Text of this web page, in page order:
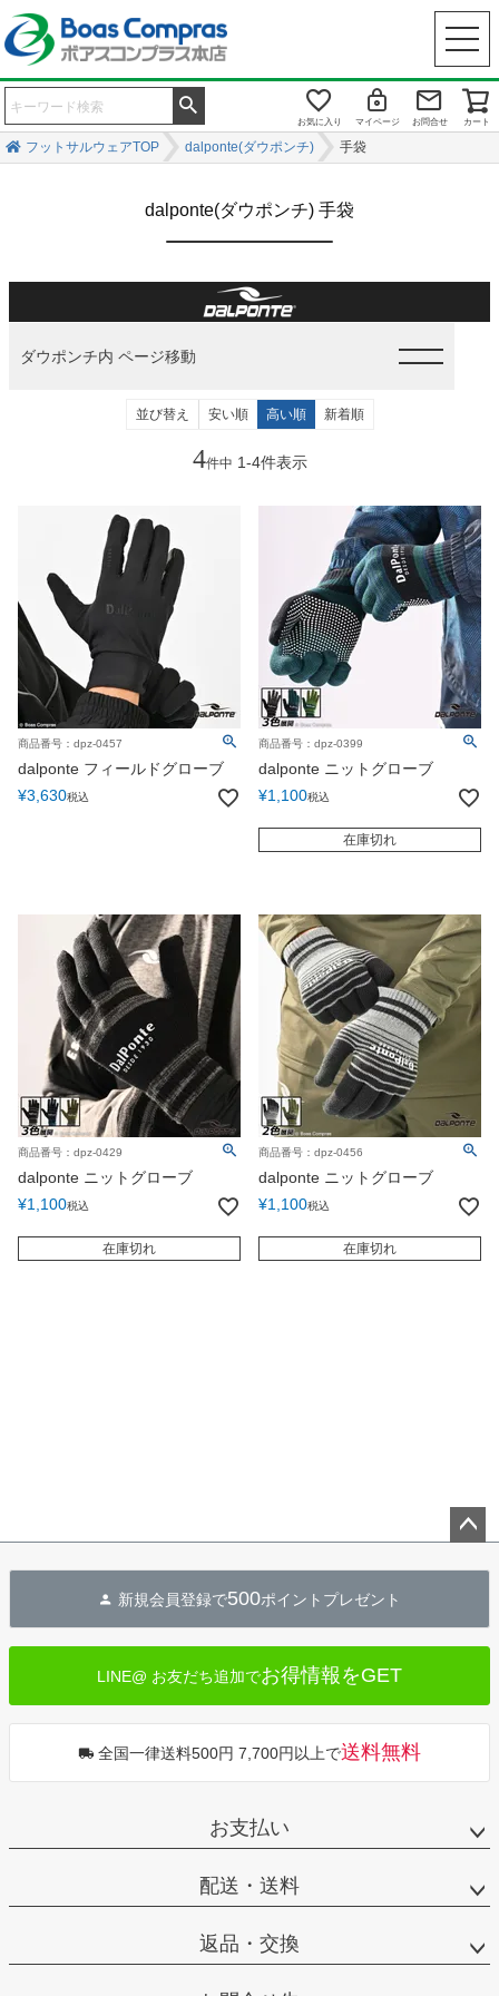
お気に入り マイページ お問合せ カート
フットサルウェアTOP dalponte(ダウポンチ) 手袋
dalponte(ダウポンチ) 手袋
ダウポンチ内 ページ移動
並び替え 安い順 高い順 新着順
4件中 1-4件表示
商品番号：dpz-0457
dalponte フィールドグローブ
¥3,630税込
商品番号：dpz-0399
dalponte ニットグローブ
¥1,100税込
在庫切れ
商品番号：dpz-0429
dalponte ニットグローブ
¥1,100税込
在庫切れ
商品番号：dpz-0456
dalponte ニットグローブ
¥1,100税込
在庫切れ
へ
新規会員登録で500ポイントプレゼント
LINE@ お友だち追加でお得情報をGET
全国一律送料500円 7,700円以上で送料無料
お支払い
配送・送料
返品・交換